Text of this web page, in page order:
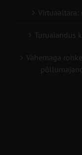
Virtuaaltara:
Turuaiandus
Vähemaga